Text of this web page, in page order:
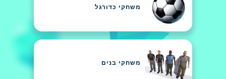
משחקי כדורגל
משחקי בנים